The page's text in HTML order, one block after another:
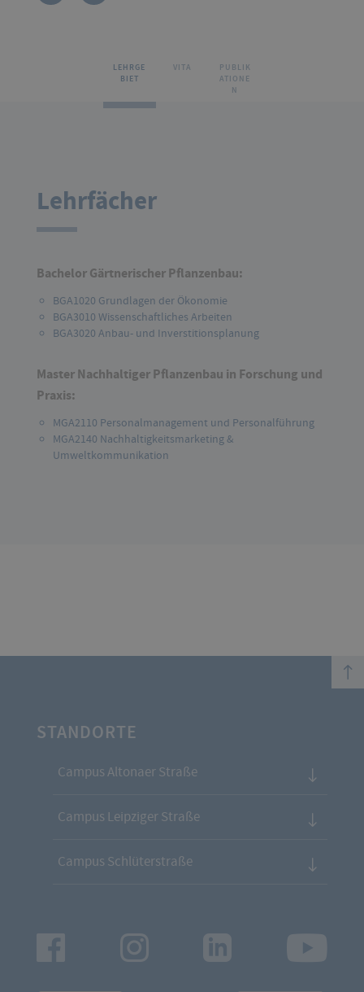
LEHRGE
BIET
VITA
PUBLIK
ATIONE
N
Lehrfächer
Bachelor Gärtnerischer Pflanzenbau:
BGA1020 Grundlagen der Ökonomie
BGA3010 Wissenschaftliches Arbeiten
BGA3020 Anbau- und Inverstitionsplanung
Master Nachhaltiger Pflanzenbau in Forschung und
Praxis:
MGA2110 Personalmanagement und Personalführung
MGA2140 Nachhaltigkeitsmarketing &
Umweltkommunikation
top
STANDORTE
Campus Altonaer Straße
Campus Leipziger Straße
Campus Schlüterstraße
Instagram LinkedIn